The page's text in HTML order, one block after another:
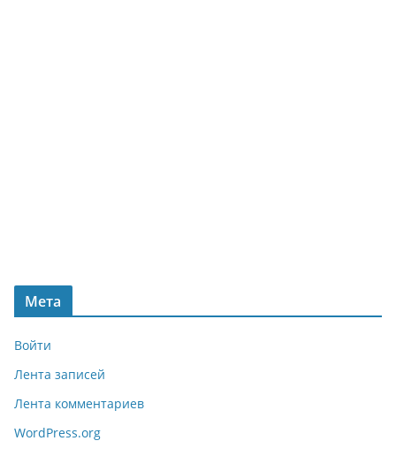
Мета
Войти
Лента записей
Лента комментариев
WordPress.org